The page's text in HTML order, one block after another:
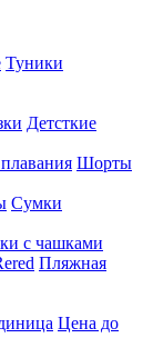
Туники
Детсткие
Шорты
Сумки
с чашками
Пляжная
Цена до